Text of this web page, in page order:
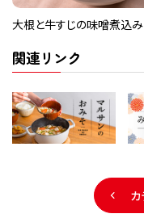
大根と牛すじの味噌煮込み
関連リンク